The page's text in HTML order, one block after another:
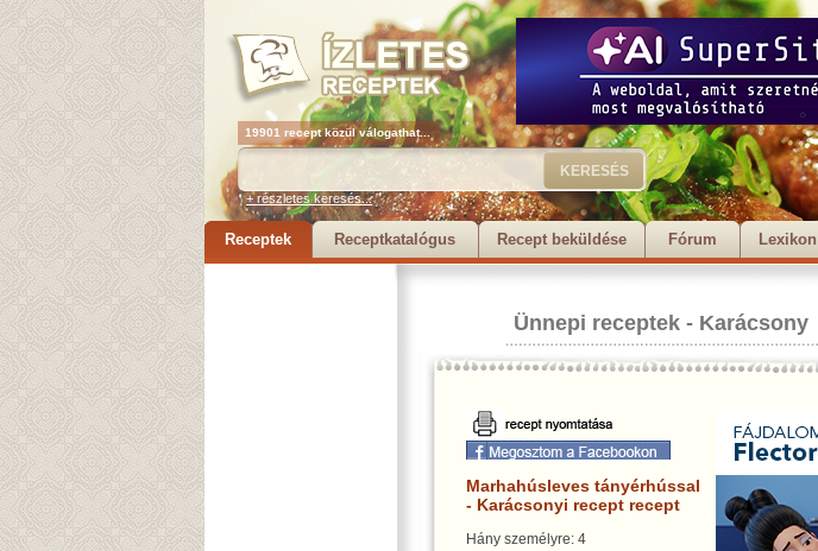
19901 recept közül válogathat...
+ részletes keresés...
Receptek Receptkatalógus Recept beküldése Fórum Lexikon
Ünnepi receptek - Karácsony
Marhahúsleves tányérhússal
- Karácsonyi recept recept
Hány személyre: 4